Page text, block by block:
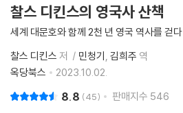
찰스 디킨스의 영국사 산책
세계 대문호와 함께 2천 년 영국 역사를 걷다
찰스 디킨스 저 민청기 김희주 역
옥당북스
2023.10.02.
8.8 45 판매지수 546